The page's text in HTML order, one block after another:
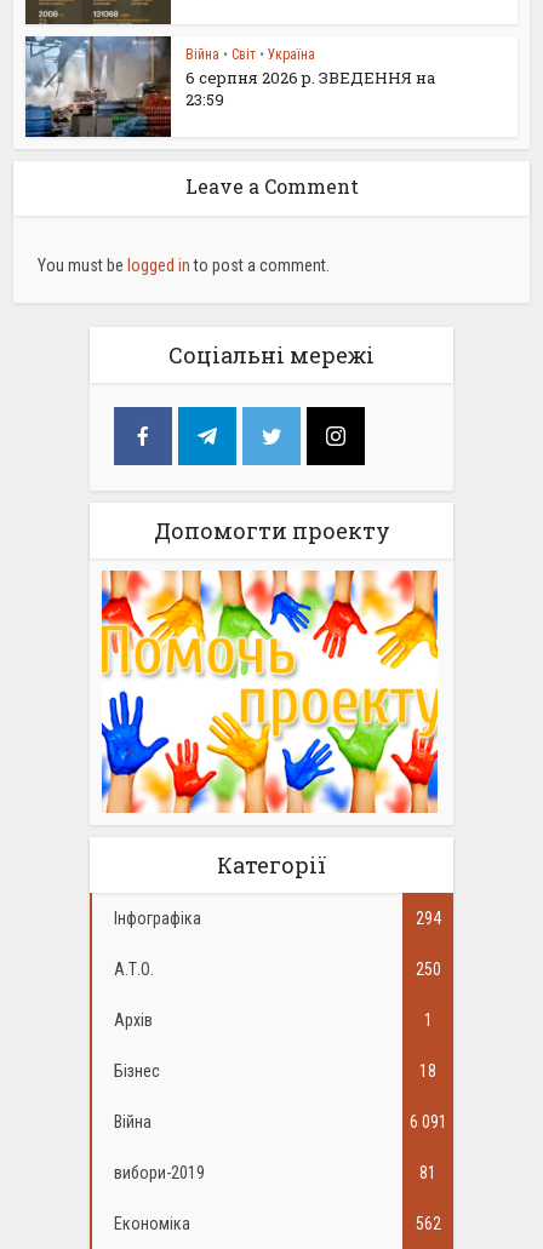
Війна • Світ • Україна
6 серпня 2026 р. ЗВЕДЕННЯ на
23:59
Leave a Comment
You must be logged into post a comment.
Соціальні мережі
Допомогти проекту
Категорії
Інфографіка 294
А.Т.О. 250
Архів 1
Бізнес 18
Війна 6 091
вибори-2019 81
Економіка 562